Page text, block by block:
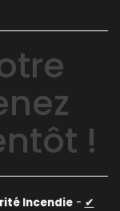
!
Incendie- ✔